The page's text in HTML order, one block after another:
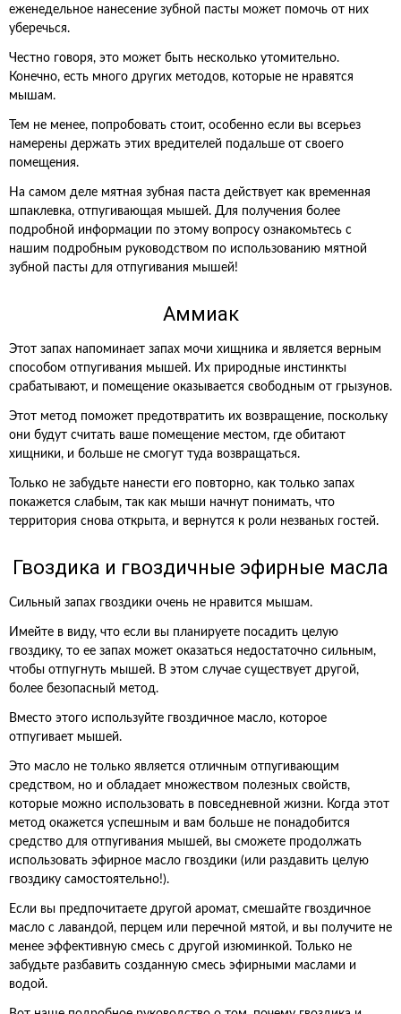
еженедельное нанесение зубной пасты может помочь от них
уберечься.
Честно говоря, это может быть несколько утомительно.
Конечно, есть много других методов, которые не нравятся
мышам.
Тем не менее, попробовать стоит, особенно если вы всерьез
намерены держать этих вредителей подальше от своего
помещения.
На самом деле мятная зубная паста действует как временная
шпаклевка, отпугивающая мышей. Для получения более
подробной информации по этому вопросу ознакомьтесь с
нашим подробным руководством по использованию мятной
зубной пасты для отпугивания мышей!
Аммиак
Этот запах напоминает запах мочи хищника и является верным
способом отпугивания мышей. Их природные инстинкты
срабатывают, и помещение оказывается свободным от грызунов.
Этот метод поможет предотвратить их возвращение, поскольку
они будут считать ваше помещение местом, где обитают
хищники, и больше не смогут туда возвращаться.
Только не забудьте нанести его повторно, как только запах
покажется слабым, так как мыши начнут понимать, что
территория снова открыта, и вернутся к роли незваных гостей.
Гвоздика и гвоздичные эфирные масла
Сильный запах гвоздики очень не нравится мышам.
Имейте в виду, что если вы планируете посадить целую
гвоздику, то ее запах может оказаться недостаточно сильным,
чтобы отпугнуть мышей. В этом случае существует другой,
более безопасный метод.
Вместо этого используйте гвоздичное масло, которое
отпугивает мышей.
Это масло не только является отличным отпугивающим
средством, но и обладает множеством полезных свойств,
которые можно использовать в повседневной жизни. Когда этот
метод окажется успешным и вам больше не понадобится
средство для отпугивания мышей, вы сможете продолжать
использовать эфирное масло гвоздики (или раздавить целую
гвоздику самостоятельно!).
Если вы предпочитаете другой аромат, смешайте гвоздичное
масло с лавандой, перцем или перечной мятой, и вы получите не
менее эффективную смесь с другой изюминкой. Только не
забудьте разбавить созданную смесь эфирными маслами и
водой.